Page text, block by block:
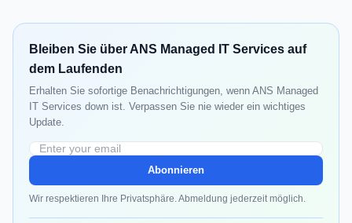
Bleiben Sie über ANS Managed IT Services auf
dem Laufenden
Erhalten Sie sofortige Benachrichtigungen, wenn ANS Managed
IT Services down ist. Verpassen Sie nie wieder ein wichtiges
Update.
Abonnieren
Wir respektieren Ihre Privatsphäre. Abmeldung jederzeit möglich.